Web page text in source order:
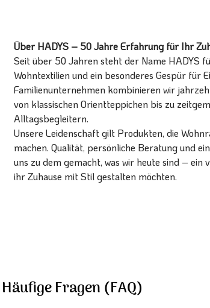
Über HADYS – 50 Jahre Erfahrung für Ihr
Seit über 50 Jahren steht der Name HADYS
Wohntextilien und ein besonderes Gespür für
Familienunternehmen kombinieren wir
von klassischen Orientteppichen bis zu
Alltagsbegleitern.
Unsere Leidenschaft gilt Produkten, die
machen. Qualität, persönliche Beratung und
uns zu dem gemacht, was wir heute sind –
ihr Zuhause mit Stil gestalten möchten.
Häufige Fragen (FAQ)